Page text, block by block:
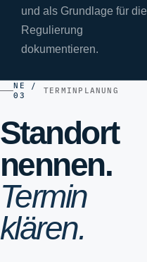
und als Grundlage für die
Regulierung
dokumentieren.
NE /
03
TERMINPLANUNG
Standort
nennen.
Termin
klären.